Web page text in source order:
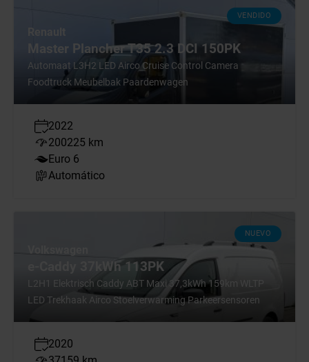
VENDIDO
Renault
Master Plancher T35 2.3 DCI 150PK
Automaat L3H2 LED Airco Cruise Control Camera
Foodtruck Meubelbak Paardenwagen
2022
200225 km
Euro 6
Automático
NUEVO
e-Caddy 37kWh 113PK
L2H1 Elektrisch Caddy ABT Maxi 37,3kWh 159km WLTP
LED Trekhaak Airco Stoelverwarming Parkeersensoren
2020